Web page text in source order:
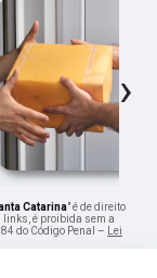
›
Catarina" é de direito
links, é proibida sem a
do Código Penal – Lei